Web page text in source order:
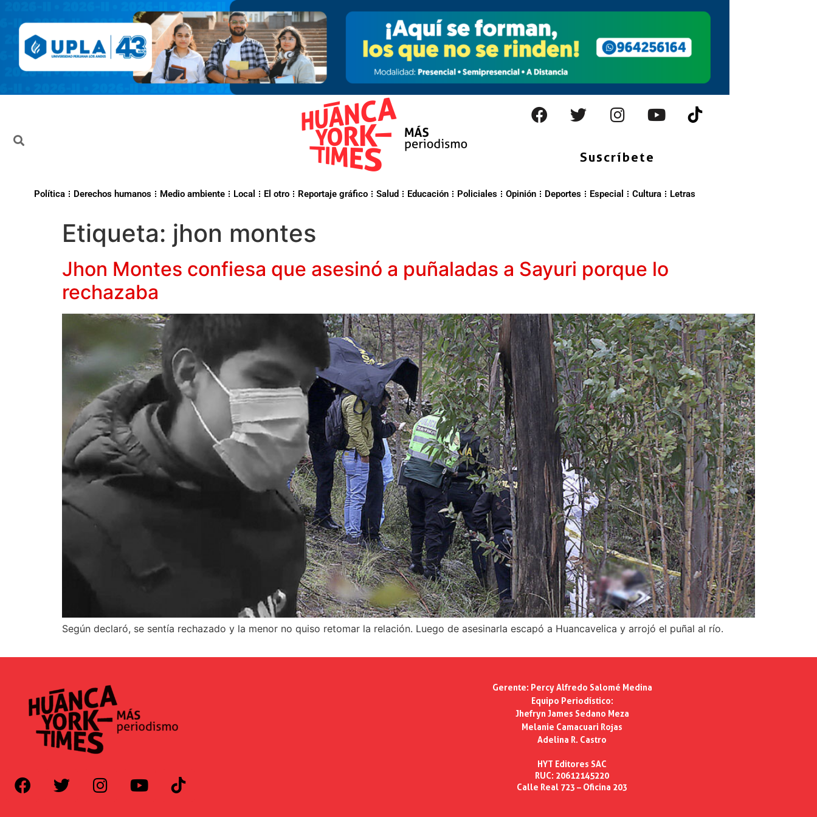
Suscríbete
Política Derechos humanos Medio ambiente Local El otro Reportaje gráfico Salud Educación Policiales Opinión Deportes Especial Cultura Letras
Etiqueta: jhon montes
Jhon Montes confiesa que asesinó a puñaladas a Sayuri porque lo
rechazaba
Según declaró, se sentía rechazado y la menor no quiso retomar la relación. Luego de asesinarla escapó a Huancavelica y arrojó el puñal al río.
Gerente: Percy Alfredo Salomé Medina
Equipo Periodístico:
Jhefryn James Sedano Meza
Melanie Camacuari Rojas
Adelina R. Castro
HYT Editores SAC
RUC: 20612145220
Calle Real 723 – Oficina 203